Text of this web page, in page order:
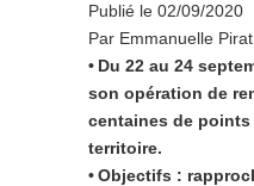
Publié le 02/09/2020
Par Emmanuelle Pirat
• Du 22 au 24
son opération de
centaines de
territoire.
• Objectifs :